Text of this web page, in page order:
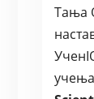
Тања